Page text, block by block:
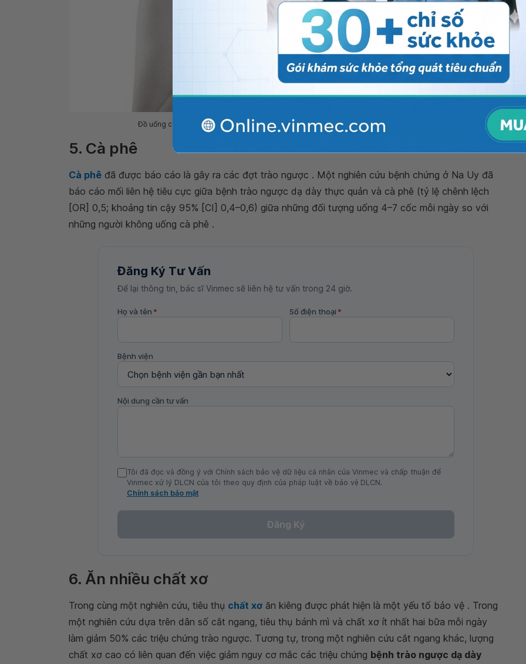
Đồ uống có ga góp phần làm thúc đẩy các triệu chứng của trào ngược dạ dày thực quản
5. Cà phê
Cà phê đã được báo cáo là gây ra các đợt trào ngược . Một nghiên cứu bệnh chứng ở Na Uy đã
báo cáo mối liên hệ tiêu cực giữa bệnh trào ngược dạ dày thực quản và cà phê (tỷ lệ chênh lệch
[OR] 0,5; khoảng tin cậy 95% [CI] 0,4–0,6) giữa những đối tượng uống 4–7 cốc mỗi ngày so với
những người không uống cà phê .
Đăng Ký Tư Vấn
Để lại thông tin, bác sĩ Vinmec sẽ liên hệ tư vấn trong 24 giờ.
Họ và tên * Số điện thoại *
Bệnh viện
Nội dung cần tư vấn
Tôi đã đọc và đồng ý với Chính sách bảo vệ dữ liệu cá nhân của Vinmec và chấp thuận để
Vinmec xử lý DLCN của tôi theo quy định của pháp luật về bảo vệ DLCN.
Chính sách bảo mật
Đăng Ký
6. Ăn nhiều chất xơ
Trong cùng một nghiên cứu, tiêu thụ chất xơ ăn kiêng được phát hiện là một yếu tố bảo vệ . Trong
một nghiên cứu dựa trên dân số cắt ngang, tiêu thụ bánh mì và chất xơ ít nhất hai bữa mỗi ngày
làm giảm 50% các triệu chứng trào ngược. Tương tự, trong một nghiên cứu cắt ngang khác, lượng
chất xơ cao có liên quan đến việc giảm nguy cơ mắc các triệu chứng bệnh trào ngược dạ dày